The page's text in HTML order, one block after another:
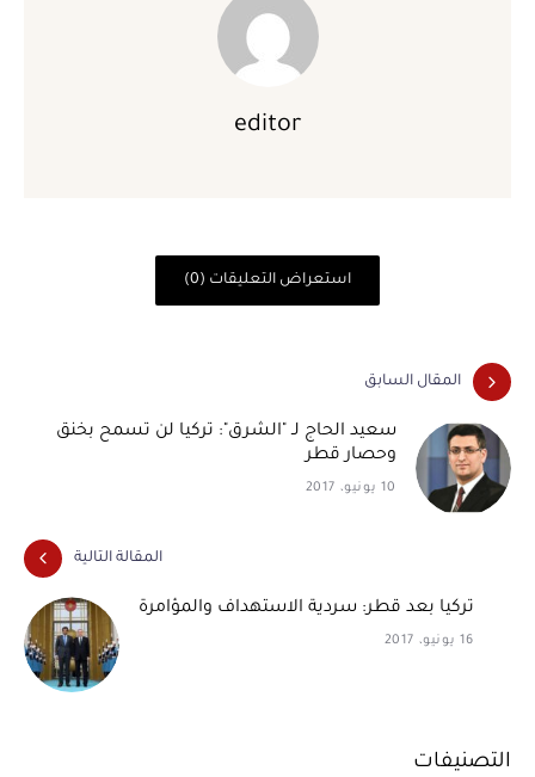
editor
استعراض التعليقات (0)
المقال السابق
سعيد الحاج لـ "الشرق": تركيا لن تسمح بخنق
وحصار قطر
10 يونيو، 2017
المقالة التالية
تركيا بعد قطر: سردية الاستهداف والمؤامرة
16 يونيو، 2017
التصنيفات